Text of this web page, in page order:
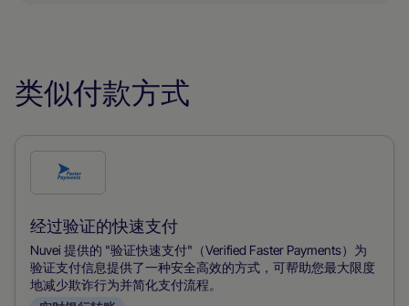
类似付款方式
选
此
付
款
方
经过验证的快速支付
Nuvei 提供的 "验证快速支付"（Verified Faster Payments）为
验证支付信息提供了一种安全高效的方式，可帮助您最大限度
地减少欺诈行为并简化支付流程。